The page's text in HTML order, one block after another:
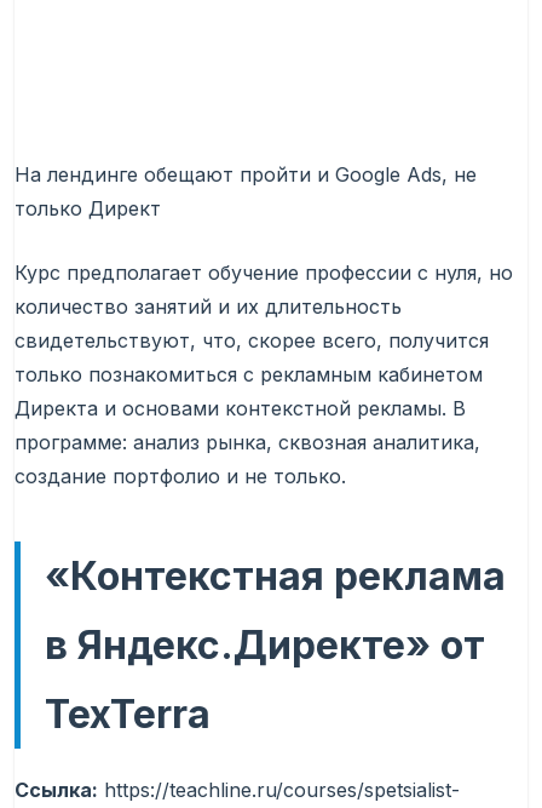
На лендинге обещают пройти и Google Ads, не
только Директ
Курс предполагает обучение профессии с нуля, но
количество занятий и их длительность
свидетельствуют, что, скорее всего, получится
только познакомиться с рекламным кабинетом
Директа и основами контекстной рекламы. В
программе: анализ рынка, сквозная аналитика,
создание портфолио и не только.
«Контекстная реклама
в Яндекс.Директе» от
TexTerra
Ссылка: https://teachline.ru/courses/spetsialist-